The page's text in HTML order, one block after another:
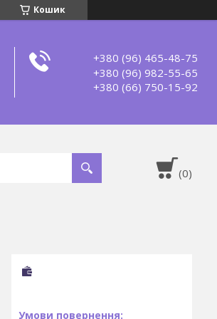
Кошик
+380 (96) 465-48-75
+380 (96) 982-55-65
+380 (66) 750-15-92